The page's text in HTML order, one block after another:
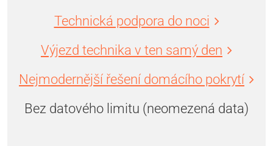
Technická podpora do noci
Výjezd technika v ten samý den
Nejmodernější řešení domácího pokrytí
Bez datového limitu (neomezená data)